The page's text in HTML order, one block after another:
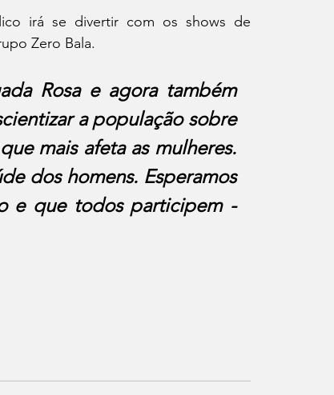
irá se divertir com os shows de
Zero Bala.
Rosa e agora também
a população sobre
mais afeta as mulheres.
dos homens. Esperamos
que seja mais uma edição de sucesso e que todos participem -